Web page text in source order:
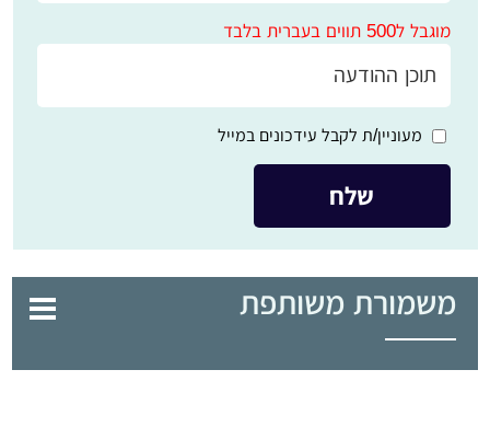
מוגבל ל500 תווים בעברית בלבד
מעוניין/ת לקבל עידכונים במייל
משמורת משותפת